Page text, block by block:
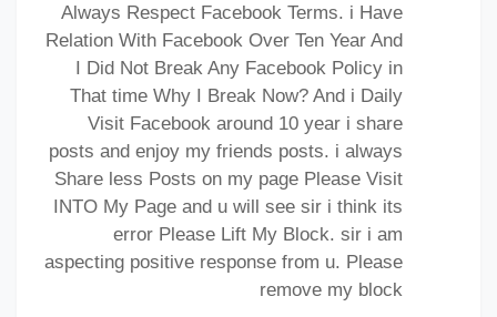
Always Respect Facebook Terms. i Have
Relation With Facebook Over Ten Year And
I Did Not Break Any Facebook Policy in
That time Why I Break Now? And i Daily
Visit Facebook around 10 year i share
posts and enjoy my friends posts. i always
Share less Posts on my page Please Visit
INTO My Page and u will see sir i think its
error Please Lift My Block. sir i am
aspecting positive response from u. Please
remove my block